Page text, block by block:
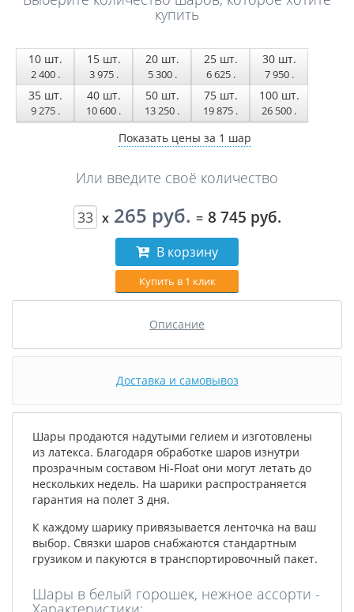
купить
10шт.
2 400 .
15шт.
3 975 .
20шт.
5 300 .
25шт.
6 625 .
30шт.
7 950 .
35шт.
9 275 .
40шт.
10 600 .
50шт.
13 250 .
75шт.
19 875 .
100шт.
26 500 .
Показать цены за 1 шар
Или введите своё количество
x 265 руб. = 8 745 руб.
В корзину
Купить в 1 клик
Описание
Доставка и самовывоз
Шары продаются надутыми гелием и изготовлены
из латекса. Благодаря обработке шаров изнутри
прозрачным составом Hi-Float они могут летать до
нескольких недель. На шарики распространяется
гарантия на полет 3 дня.
К каждому шарику привязывается ленточка на ваш
выбор. Связки шаров снабжаются стандартным
грузиком и пакуются в транспортировочный пакет.
Шары в белый горошек, нежное ассорти -